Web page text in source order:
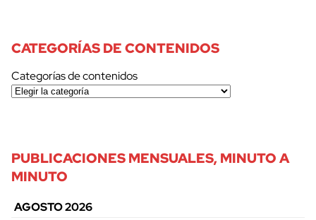
CATEGORÍAS DE CONTENIDOS
Categorías de contenidos
PUBLICACIONES MENSUALES, MINUTO A
MINUTO
AGOSTO 2026